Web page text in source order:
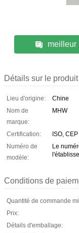
meilleur
Détails sur le produit
Lieu d'origine:
Chine
Nom de
marque:
MHW
Certification:
ISO, CEP
Numéro de
modèle:
Le
Conditions de
Quantité de commande
Prix:
Détails d'emballage: